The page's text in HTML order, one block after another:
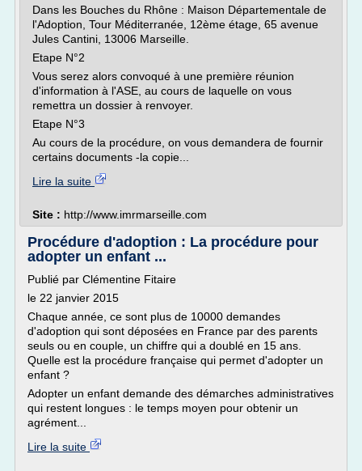
Dans les Bouches du Rhône : Maison Départementale de
l'Adoption, Tour Méditerranée, 12ème étage, 65 avenue
Jules Cantini, 13006 Marseille.
Etape N°2
Vous serez alors convoqué à une première réunion
d'information à l'ASE, au cours de laquelle on vous
remettra un dossier à renvoyer.
Etape N°3
Au cours de la procédure, on vous demandera de fournir
certains documents -la copie...
Lire la suite
Site : http://www.imrmarseille.com
Procédure d'adoption : La procédure pour
adopter un enfant ...
Publié par Clémentine Fitaire
le 22 janvier 2015
Chaque année, ce sont plus de 10000 demandes
d'adoption qui sont déposées en France par des parents
seuls ou en couple, un chiffre qui a doublé en 15 ans.
Quelle est la procédure française qui permet d'adopter un
enfant ?
Adopter un enfant demande des démarches administratives
qui restent longues : le temps moyen pour obtenir un
agrément...
Lire la suite